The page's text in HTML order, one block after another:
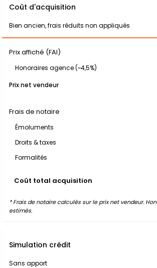
Coût d'acquisition
Bien ancien, frais réduits non appliqués
Prix affiché (FAI)
Honoraires agence (~4,5%)
Prix net vendeur
Frais de notaire
Émoluments
Droits & taxes
Formalités
Coût total acquisition
* Frais de notaire calculés sur le prix net vendeur.
estimés.
Simulation crédit
Sans apport